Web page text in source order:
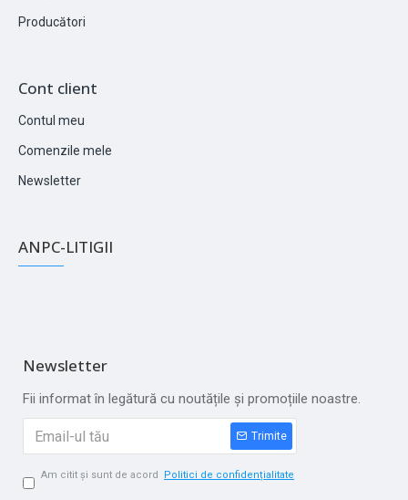
Producători
Cont client
Contul meu
Comenzile mele
Newsletter
ANPC-LITIGII
Newsletter
Fii informat în legătură cu noutățile și promoțiile noastre.
Trimite
Am citit și sunt de acord Politici de confidențialitate